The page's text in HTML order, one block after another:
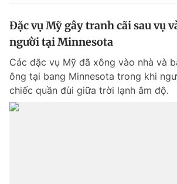
Đặc vụ Mỹ gây tranh cãi sau vụ
người tại Minnesota
Các đặc vụ Mỹ đã xông vào nhà và
ông tại bang Minnesota trong khi
chiếc quần đùi giữa trời lạnh âm độ.